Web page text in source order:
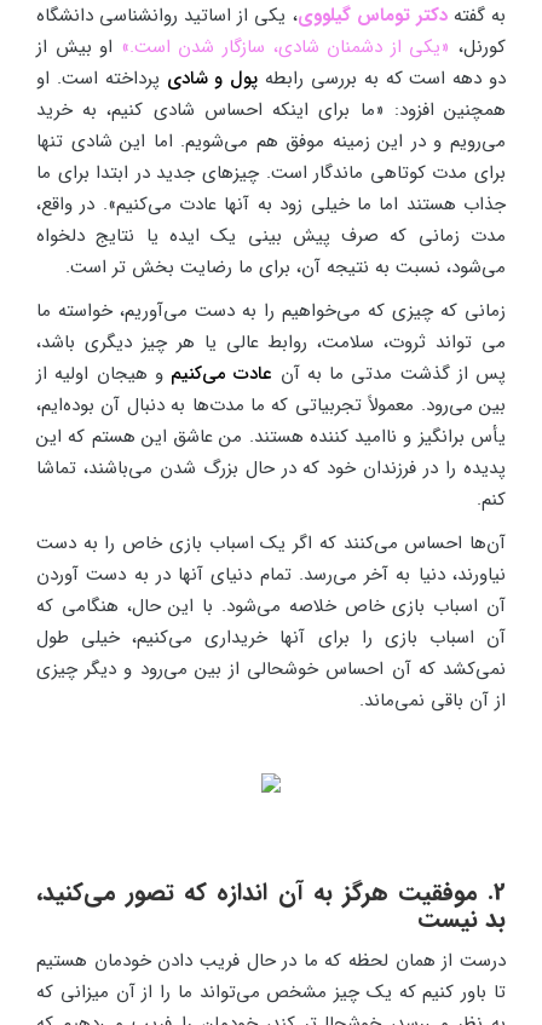
به گفتهدکتر توماس گیلووی، یکی از اساتید روانشناسی دانشگاه
کورنل، «یکی از دشمنان شادی، سازگار شدن است.» او بیش از
دو دهه است که به بررسی رابطه پول و شادی پرداخته است. او
همچنین افزود: «ما برای اینکه احساس شادی کنیم، به خرید
می‌رویم و در این زمینه موفق هم می‌شویم. اما این شادی تنها
برای مدت کوتاهی ماندگار است. چیزهای جدید در ابتدا برای ما
جذاب هستند اما ما خیلی زود به آنها عادت می‌کنیم». در واقع،
مدت زمانی که صرف پیش بینی یک ایده یا نتایج دلخواه
می‌شود، نسبت به نتیجه آن، برای ما رضایت بخش تر است.
زمانی که چیزی که می‌خواهیم را به دست می‌آوریم، خواسته ما
می تواند ثروت، سلامت، روابط عالی یا هر چیز دیگری باشد،
پس از گذشت مدتی ما به آن عادت می‌کنیمو هیجان اولیه از
بین می‌رود. معمولاً تجربیاتی که ما مدت‌ها به دنبال آن بوده‌ایم،
یأس برانگیز و ناامید کننده هستند. من عاشق این هستم که این
پدیده را در فرزندان خود که در حال بزرگ شدن می‌باشند، تماشا
کنم.
آن‌ها احساس می‌کنند که اگر یک اسباب بازی خاص را به دست
نیاورند، دنیا به آخر می‌رسد. تمام دنیای آنها در به دست آوردن
آن اسباب بازی خاص خلاصه می‌شود. با این حال، هنگامی که
آن اسباب بازی را برای آنها خریداری می‌کنیم، خیلی طول
نمی‌کشد که آن احساس خوشحالی از بین می‌رود و دیگر چیزی
از آن باقی نمی‌ماند.
2. موفقیت هرگز به آن اندازه که تصور می‌کنید،
بد نیست
درست از همان لحظه که ما در حال فریب دادن خودمان هستیم
تا باور کنیم که یک چیز مشخص می‌تواند ما را از آن میزانی که